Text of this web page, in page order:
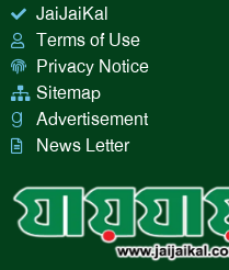
JaiJaiKal
Terms of Use
Privacy Notice
Sitemap
Advertisement
News Letter